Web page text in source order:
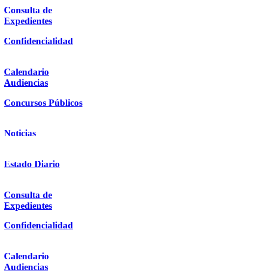
Consulta de
Expedientes
Confidencialidad
Calendario
Audiencias
Concursos Públicos
Noticias
Estado Diario
Consulta de
Expedientes
Confidencialidad
Calendario
Audiencias